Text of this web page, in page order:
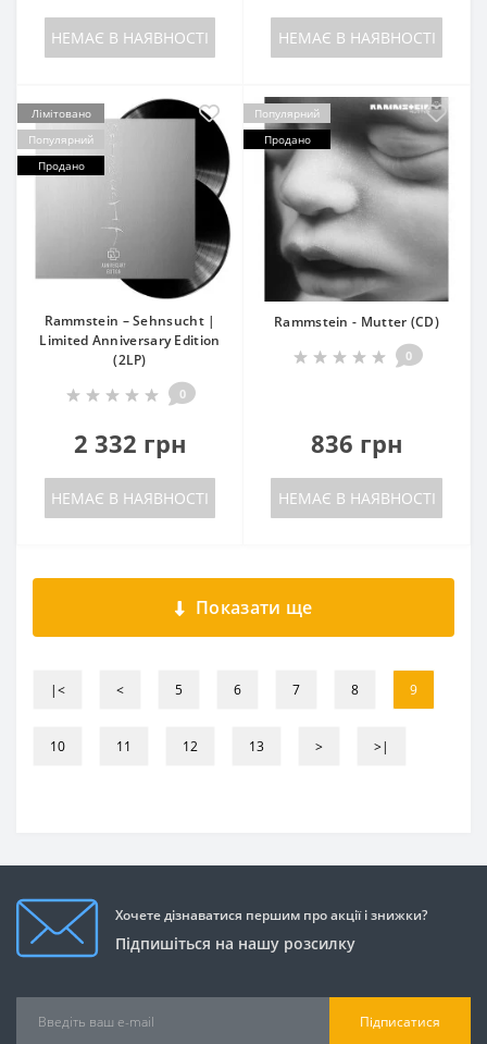
НЕМАЄ В НАЯВНОСТІ НЕМАЄ В НАЯВНОСТІ
Лімітовано
Популярний
Продано
Rammstein – Sehnsucht |
Limited Anniversary Edition
(2LP)
0
2 332 грн
НЕМАЄ В НАЯВНОСТІ
Популярний
Продано
Rammstein - Mutter (CD)
0
836 грн
НЕМАЄ В НАЯВНОСТІ
Показати ще
|< < 5 6 7 8 9
10 11 12 13 > >|
Хочете дізнаватися першим про акції і знижки?
Підпишіться на нашу розсилку
Підписатися